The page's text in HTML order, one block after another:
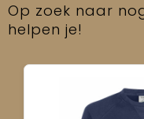
Op zoek naar
helpen je!